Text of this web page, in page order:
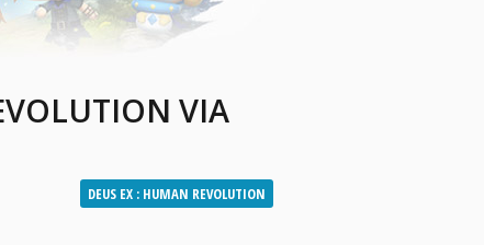
VIA
DEUS EX : HUMAN REVOLUTION